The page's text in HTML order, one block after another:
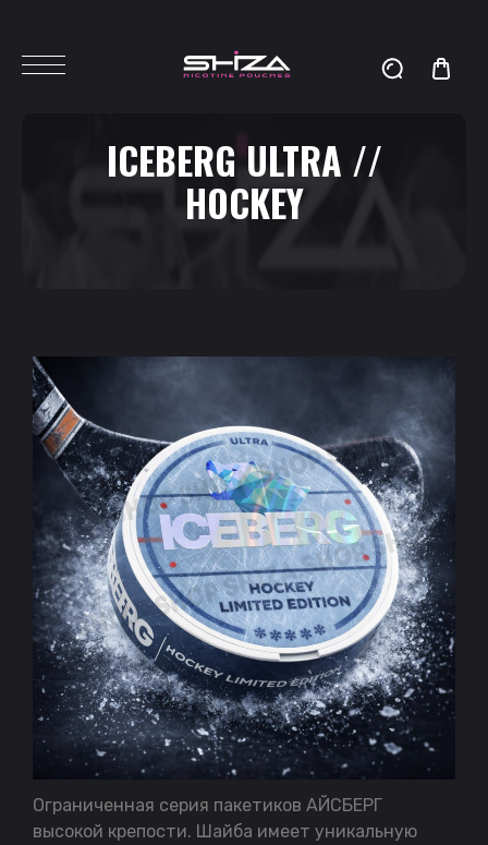
ICEBERG ULTRA //
HOCKEY
Ограниченная серия пакетиков АЙСБЕРГ
высокой крепости. Шайба имеет уникальную